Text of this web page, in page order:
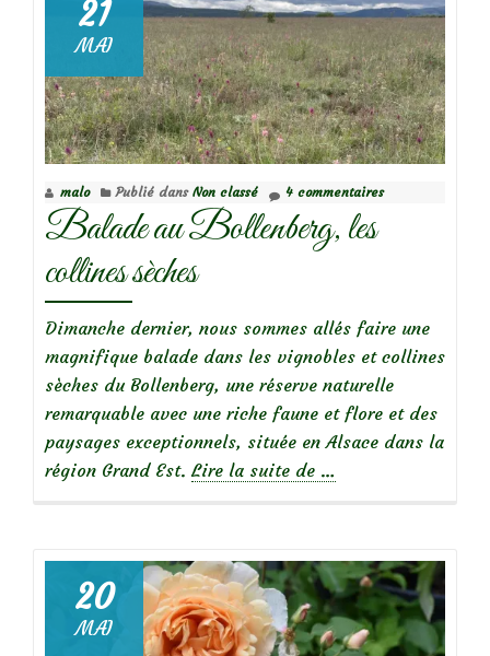
21
MAI
malo Publié dans Non classé 4 commentaires
Balade au Bollenberg, les
collines sèches
Dimanche dernier, nous sommes allés faire une
magnifique balade dans les vignobles et collines
sèches du Bollenberg, une réserve naturelle
remarquable avec une riche faune et flore et des
paysages exceptionnels, située en Alsace dans la
région Grand Est. Lire la suite de à
Bollenberg,
les
collines
…
20
MAI